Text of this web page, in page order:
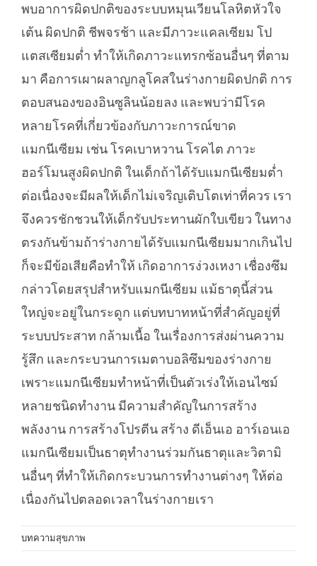
พบอาการผิดปกติของระบบหมุนเวียนโลหิตหัวใจ
เต้น ผิดปกติ ชีพจรช้า และมีภาวะแคลเซียม โป
แตสเซียมต่ำ ทำให้เกิดภาวะแทรกซ้อนอื่นๆ ที่ตาม
มา คือการเผาผลาญกลูโคสในร่างกายผิดปกติ การ
ตอบสนองของอินซูลินน้อยลง และพบว่ามีโรค
หลายโรคที่เกี่ยวข้องกับภาวะการณ์ขาด
แมกนีเซียม เช่น โรคเบาหวาน โรคไต ภาวะ
ฮอร์โมนสูงผิดปกติ ในเด็กถ้าได้รับแมกนีเซียมต่ำ
ต่อเนื่องจะมีผลให้เด็กไม่เจริญเติบโตเท่าที่ควร เรา
จึงควรชักชวนให้เด็กรับประทานผักใบเขียว ในทาง
ตรงกันข้ามถ้าร่างกายได้รับแมกนีเซียมมากเกินไป
ก็จะมีข้อเสียคือทำให้ เกิดอาการง่วงเหงา เชื่องซึม
กล่าวโดยสรุปสำหรับแมกนีเซียม แม้ธาตุนี้ส่วน
ใหญ่จะอยู่ในกระดูก แต่บทบาทหน้าที่สำคัญอยู่ที่
ระบบประสาท กล้ามเนื้อ ในเรื่องการส่งผ่านความ
รู้สึก และกระบวนการเมตาบอลิซึมของร่างกาย
เพราะแมกนีเซียมทำหน้าที่เป็นตัวเร่งให้เอนไซม์
หลายชนิดทำงาน มีความสำคัญในการสร้าง
พลังงาน การสร้างโปรตีน สร้าง ดีเอ็นเอ อาร์เอนเอ
แมกนีเซียมเป็นธาตุทำงานร่วมกันธาตุและวิตามิ
นอื่นๆ ที่ทำให้เกิดกระบวนการทำงานต่างๆ ให้ต่อ
เนื่องกันไปตลอดเวลาในร่างกายเรา
บทความสุขภาพ